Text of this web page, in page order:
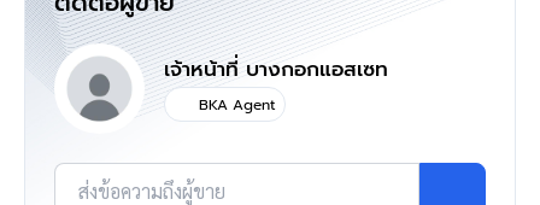
เจ้าหน้าที่ บางกอกแอสเซท
BKA Agent
ส่งข้อความถึงผู้ขาย